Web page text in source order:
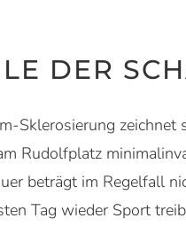
DER
Sklerosierung zeichnet
Rudolfplatz
beträgt im Regelfall
Tag wieder Sport